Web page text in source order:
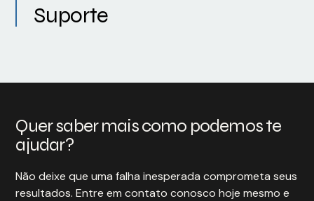
Suporte
Quer saber mais como podemos te
ajudar?
Não deixe que uma falha inesperada comprometa seus
resultados. Entre em contato conosco hoje mesmo e